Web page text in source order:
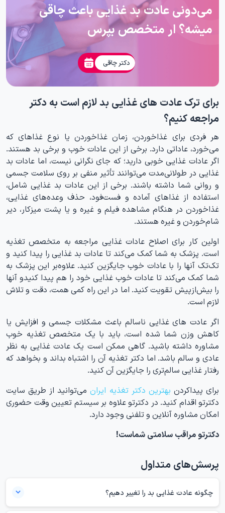
می‌دونی عادت بد غذایی باعث چاقی
میشه؟ ار متخصص بپرس
دکتر چاقی
برای ترک عادت های غذایی بد لازم است به دکتر
مراجعه کنیم؟
هر فردی برای غذاخوردن، زمان غذاخوردن یا نوع غذاهای که
می‌خورد، عاداتی دارد. برخی از این عادات خوب و برخی بد هستند.
اگر عادات غذایی خوبی دارید؛ که جای نگرانی نیست، اما عادات بد
غذایی در طولانی‌مدت می‌توانند تأثیر منفی بر روی سلامت جسمی
و روانی شما داشته باشند. برخی از این عادات بد غذایی شامل،
استفاده از غذاهای آماده و فست‌فود، حذف وعده‌های غذایی،
غذاخوردن در هنگام مشاهده فیلم و غیره و یا پشت میزکار، دیر
شام‌خوردن و غیره هستند.
اولین کار برای اصلاح عادات غذایی مراجعه به متخصص تغذیه
است. پزشک به شما کمک می‌کند تا عادات بد غذایی را پیدا کنید و
تک‌تک آنها را با عادات خوب جایگزین کنید. علاوه‌بر این پزشک به
شما کمک می‌کند تا عادات خوب غذایی خود را هم پیدا کنیدو آنها
را بیش‌از‌پیش تقویت کنید. اما در این راه کمی همت، دقت و تلاش
لازم است.
اگر عادت های غذایی ناسالم باعث مشکلات جسمی و افزایش یا
کاهش وزن شما شده است، باید با یک متخصص تغذیه خوب
مشاوره داشته باشید. گاهی ممکن است یک عادت غذایی به نظر
عادی و سالم باشد. اما دکتر تغذیه آن را اشتباه بداند و بخواهد که
رفتار غذایی سالم‌تری را جایگزین آن کنید.
برای پیداکردن بهترین دکتر تغذیه ایرانمی‌توانید از طریق سایت
دکترتو اقدام کنید. در دکترتو علاوه بر سیستم تعیین وقت حضوری
امکان مشاوره آنلاین و تلفنی وجود دارد.
دکترتو مراقب سلامتی شماست!
پرسش‌های متداول
چگونه عادت غذایی بد را تغییر دهیم؟